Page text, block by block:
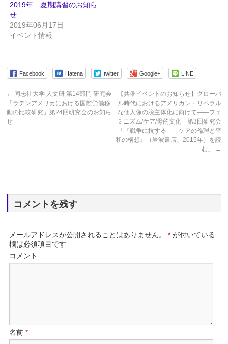
2019年 夏期講習のお知ら
せ
2019年06月17日
イベント情報
Facebook Hatena twitter Google+ LINE
← 同志社大学 人文研 第14部門 研究会
「ラテンアメリカにおける国際労働移
動の比較研究」第24回研究会のお知ら
せ
【共催イベントのお知らせ】グローバ
ル時代におけるアメリカン・リベラル
な個人像の脱主体化に向けて――フェ
ミニズム/ケア/母的文化 第3回研究会
「『戦争に抗する――ケアの倫理と平
和の構想』（岩波書店、2015年）を読
む」
→
コメントを残す
メールアドレスが公開されることはありません。 * が付いている
欄は必須項目です
コメント
名前*